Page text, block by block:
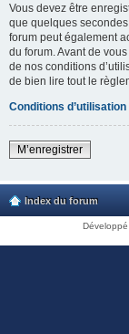
Vous devez être
que quelques
forum peut également
du forum. Avant de
de nos conditions
de bien lire tout le
Conditions d’utilisation
M’enregistrer
Index du forum